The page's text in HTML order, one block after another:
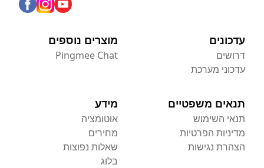
מוצרים נוספים
Pingmee Chat
עדכונים
דרושים
עדכוני מערכת
מידע
אוטומציה
מחירים
שאלות נפוצות
בלוג
תנאים משפטיים
תנאי השימוש
מדיניות הפרטיות
הצהרת נגישות